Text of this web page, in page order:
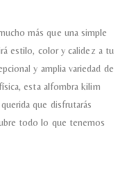
más que una simple
estilo, color y calidez a tu
y amplia variedad de
esta alfombra kilim
que disfrutarás
todo lo que tenemos